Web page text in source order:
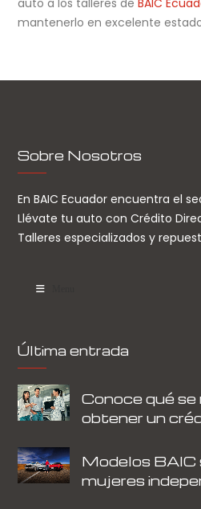
auto a los talleres deBAIC
mantenerlo en excelente
Sobre Nosotros
En BAIC Ecuador encuentra el
Llévate tu auto con Crédito
Talleres especializados y
Última entrada
Conoce qué
obtener un
Modelos BAIC
mujeres